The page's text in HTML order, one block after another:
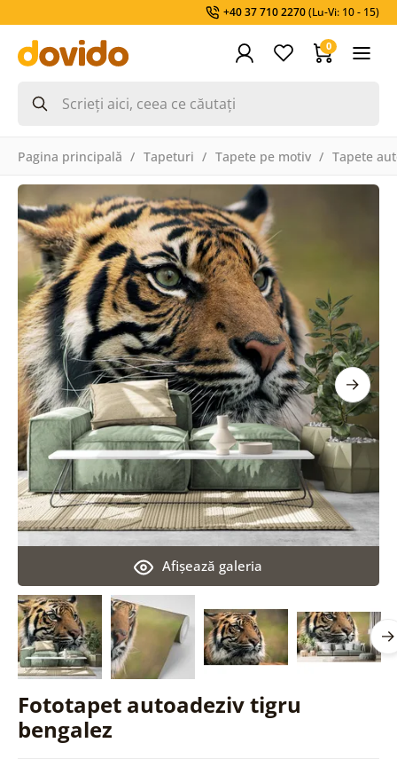
+40 37 710 2270(Lu-Vi: 10 - 15)
0
Pagina principală Tapeturi Tapete pe motiv Tapete
Fototapet autoadeziv tigru
bengalez
Afişează galeria